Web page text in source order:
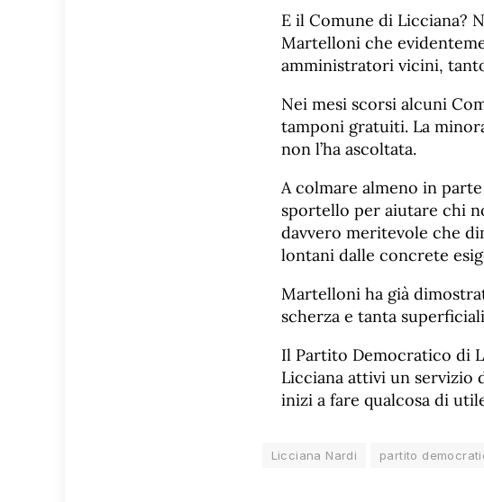
E il Comune di Licciana?
Martelloni che
amministratori vicini,
Nei mesi scorsi alcuni
tamponi gratuiti. La
non l’ha ascoltata.
A colmare almeno in
sportello per aiutare chi
davvero meritevole che
lontani dalle concrete
Martelloni ha già
scherza e tanta
Il Partito Democratico di
Licciana attivi un servizio
inizi a fare qualcosa di
Licciana Nardi partito